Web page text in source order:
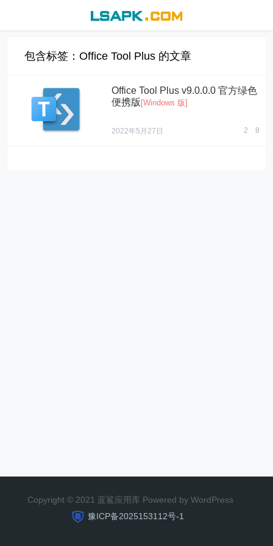
包含标签：Office Tool Plus 的文章
Office Tool Plus v9.0.0.0 官方绿色
便携版 [Windows 版]
2022年5月27日 2 8
Copyright © 2021 蓝鲨应用库 Powered by WordPress
豫ICP备2025153112号-1